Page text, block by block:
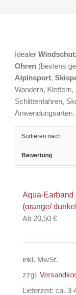
Idealer
Ohren (bestens
Alpinsport,
Wandern,
Schlittenfahren,
Sortieren nach
Bewertung
Aqua-Earband
(orange/
Ab 20,50 €
inkl. MwSt.
zzgl.
Lieferzeit: ca. 3-